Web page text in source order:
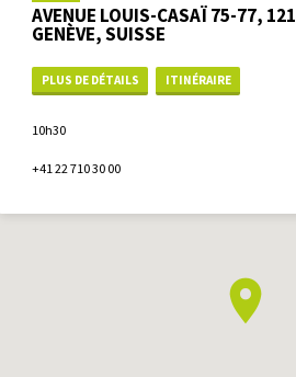
AVENUE LOUIS-CASAÏ 75-77,
GENÈVE, SUISSE
PLUS DE DÉTAILS ITINÉRAIRE
10h30
+41 22 710 30 00